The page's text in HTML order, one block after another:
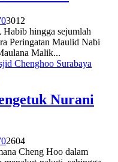
03012
hingga sejumlah
Peringatan Maulid Nabi
Malik...
Chenghoo Surabaya
Nurani
02604
Cheng Hoo dalam